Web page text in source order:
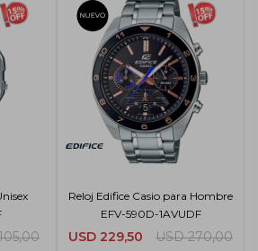
Reloj Edifice Casio para Hombre
EFV-590D-1AVUDF
USD 229,50 USD 270,00